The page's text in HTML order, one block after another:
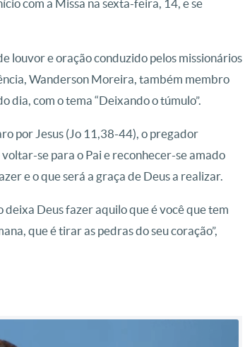
com a Missa na sexta-feira, 14, e se
louvor e oração conduzido pelos missionários
Wanderson Moreira, também membro
dia, com o tema “Deixando o túmulo”.
por Jesus (Jo 11,38-44), o pregador
se para o Pai e reconhecer-se amado
e o que será a graça de Deus a realizar.
deixa Deus fazer aquilo que é você que tem
que é tirar as pedras do seu coração”,